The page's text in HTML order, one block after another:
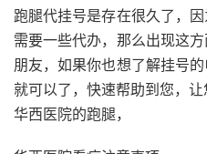
跑腿代挂号是存在很久了，
需要一些代办，那么出现这
朋友，如果你也想了解挂号
就可以了，快速帮助到您，让
华西医院的跑腿，